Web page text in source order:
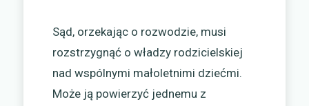
Sąd, orzekając o rozwodzie, musi
rozstrzygnąć o władzy rodzicielskiej
nad wspólnymi małoletnimi dziećmi.
Może ją powierzyć jednemu z